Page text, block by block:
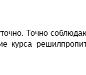
Точно
курса